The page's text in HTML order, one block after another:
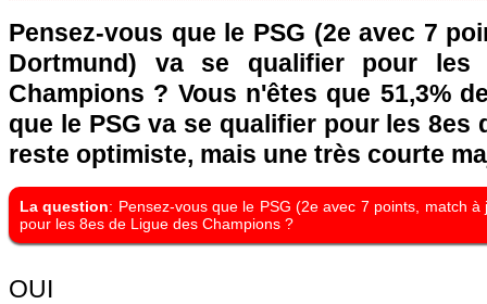
Pensez-vous que le PSG (2e avec 7
Dortmund) va se qualifier pour
Champions ? Vous n'êtes que 51,3%
que le PSG va se qualifier pour les 8es
reste optimiste, mais une très courte
La question: Pensez-vous que le PSG (2e avec 7 points, match
pour les 8es de Ligue des Champions ?
OUI